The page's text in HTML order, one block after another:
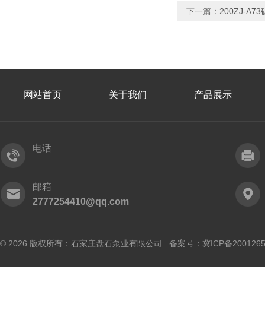
下一篇： 200ZJ-A73
网站首页 关于我们 产品展示
电话
邮箱
2777254410@qq.com
© 2026 版权所有：石家庄盘石泵业有限公司 备案号： 冀ICP备